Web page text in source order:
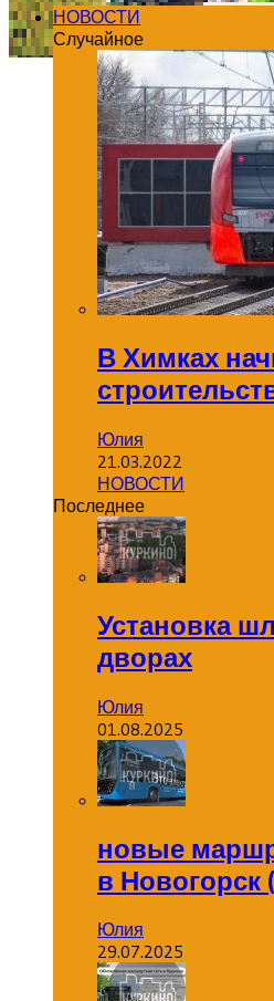
НОВОСТИ
Случайное
В Химках
Юлия
21.03.2022
НОВОСТИ
Последнее
Установка
дворах
Юлия
01.08.2025
новые
в Новогорск
Юлия
29.07.2025